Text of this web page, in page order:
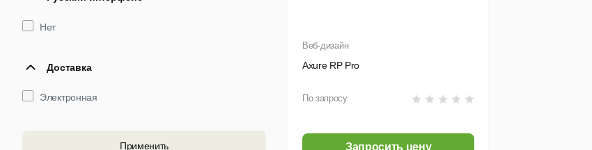
Веб-дизайн
Axure RP Pro
По запросу
Запросить цену
Нет
Доставка
Электронная
Применить